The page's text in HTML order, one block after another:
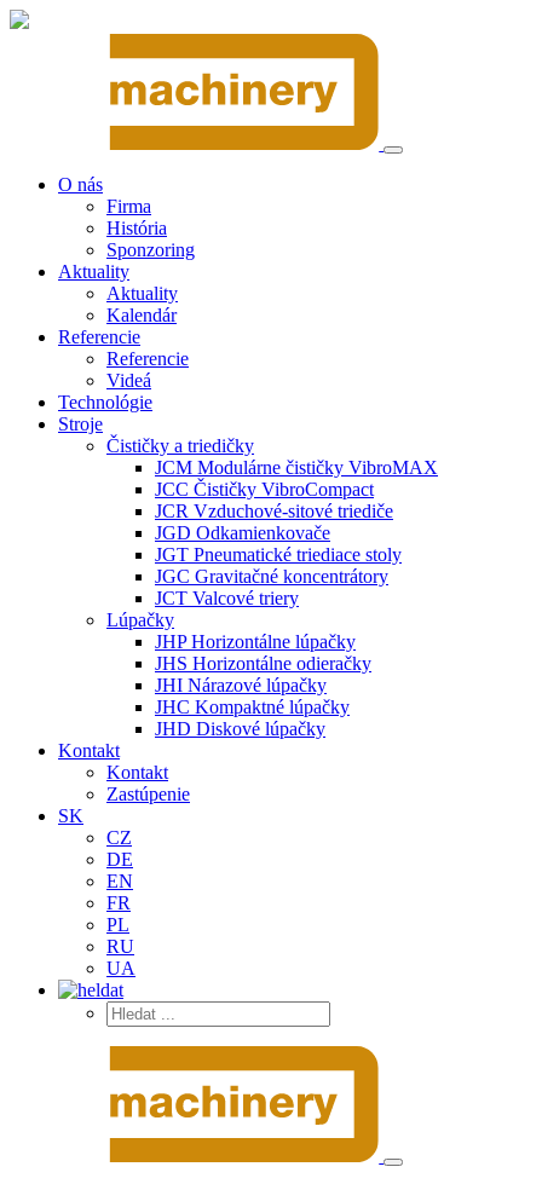
O nás
Firma
História
Sponzoring
Aktuality
Aktuality
Kalendár
Referencie
Referencie
Videá
Technológie
Stroje
Čističky a triedičky
JCM Modulárne čističky VibroMAX
JCC Čističky VibroCompact
JCR Vzduchové-sitové triediče
JGD Odkamienkovače
JGT Pneumatické triediace stoly
JGC Gravitačné koncentrátory
JCT Valcové triery
Lúpačky
JHP Horizontálne lúpačky
JHS Horizontálne odieračky
JHI Nárazové lúpačky
JHC Kompaktné lúpačky
JHD Diskové lúpačky
Kontakt
Kontakt
Zastúpenie
SK
CZ
DE
EN
FR
PL
RU
UA